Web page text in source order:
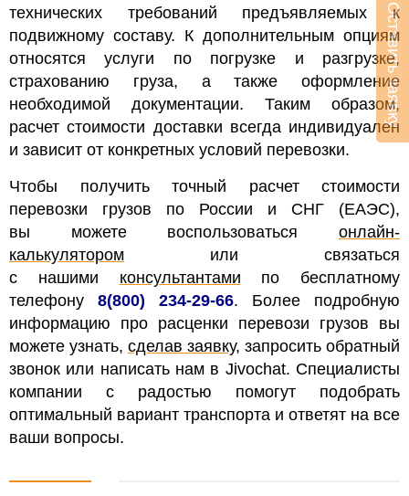
технических требований предъявляемых к
подвижному составу. К дополнительным опциям
относятся услуги по погрузке и разгрузке,
страхованию груза, а также оформление
необходимой документации.
Таким образом,
расчет стоимости доставки всегда индивидуален
и зависит от конкретных условий перевозки.
Чтобы получить точный расчет стоимости
перевозки грузов по России и СНГ (ЕАЭС),
вы можете воспользоваться онлайн-
калькулятором или связаться
с нашими консультантами по бесплатному
телефону 8(800) 234-29-66. Более подробную
информацию про расценки перевози грузов вы
можете узнать, сделав заявку, запросить обратный
звонок или написать нам в Jivochat. Специалисты
компании с радостью помогут подобрать
оптимальный вариант транспорта и ответят на все
ваши вопросы.
Оставить заявку